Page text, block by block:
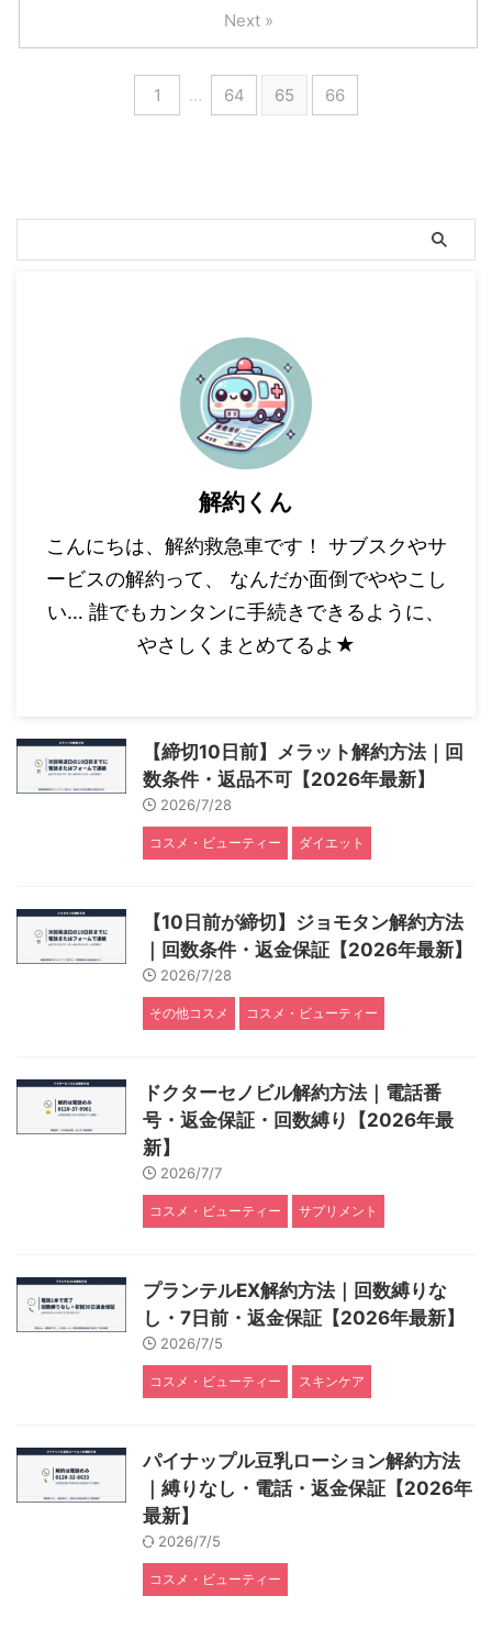
1 … 64 65 66
Next »
解約くん
こんにちは、解約救急車です！ サブスクやサ
ービスの解約って、 なんだか面倒でややこし
い… 誰でもカンタンに手続きできるように、
やさしくまとめてるよ★
【締切10日前】メラット解約方法｜回
数条件・返品不可【2026年最新】
2026/7/28
コスメ・ビューティー ダイエット
【10日前が締切】ジョモタン解約方法
｜回数条件・返金保証【2026年最新】
2026/7/28
その他コスメ コスメ・ビューティー
ドクターセノビル解約方法｜電話番
号・返金保証・回数縛り【2026年最
新】
2026/7/7
コスメ・ビューティー サプリメント
プランテルEX解約方法｜回数縛りな
し・7日前・返金保証【2026年最新】
2026/7/5
コスメ・ビューティー スキンケア
パイナップル豆乳ローション解約方法
｜縛りなし・電話・返金保証【2026年
最新】
2026/7/5
コスメ・ビューティー